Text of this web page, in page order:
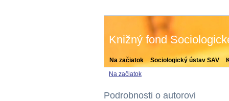
Na začiatok Sociologický ústav SAV
Knižný fond
Na začiatok
Podrobnosti o autorovi